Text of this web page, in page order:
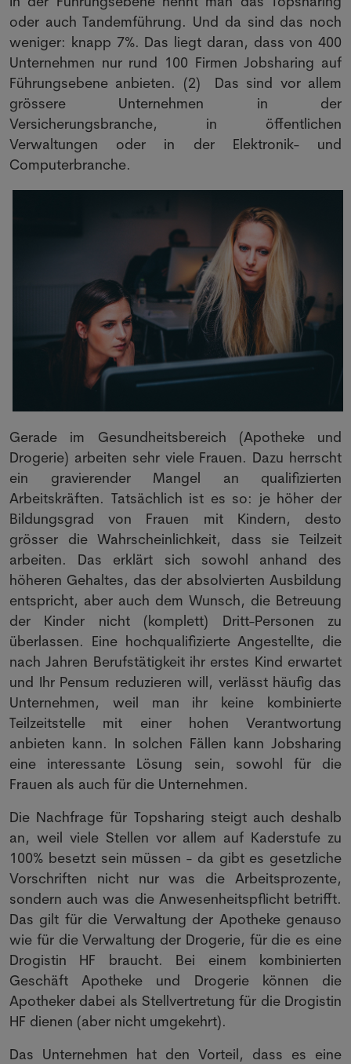
oder auch Tandemführung. Und da sind das noch
weniger: knapp 7%. Das liegt daran, dass von 400
Unternehmen nur rund 100 Firmen Jobsharing auf
Führungsebene anbieten. (2) Das sind vor allem
grössere Unternehmen in der
Versicherungsbranche, in öffentlichen
Verwaltungen oder in der Elektronik- und
Computerbranche.
Gerade im Gesundheitsbereich (Apotheke und
Drogerie) arbeiten sehr viele Frauen. Dazu herrscht
ein gravierender Mangel an qualifizierten
Arbeitskräften. Tatsächlich ist es so: je höher der
Bildungsgrad von Frauen mit Kindern, desto
grösser die Wahrscheinlichkeit, dass sie Teilzeit
arbeiten. Das erklärt sich sowohl anhand des
höheren Gehaltes, das der absolvierten Ausbildung
entspricht, aber auch dem Wunsch, die Betreuung
der Kinder nicht (komplett) Dritt-Personen zu
überlassen. Eine hochqualifizierte Angestellte, die
nach Jahren Berufstätigkeit ihr erstes Kind erwartet
und Ihr Pensum reduzieren will, verlässt häufig das
Unternehmen, weil man ihr keine kombinierte
Teilzeitstelle mit einer hohen Verantwortung
anbieten kann. In solchen Fällen kann Jobsharing
eine interessante Lösung sein, sowohl für die
Frauen als auch für die Unternehmen.
Die Nachfrage für Topsharing steigt auch deshalb
an, weil viele Stellen vor allem auf Kaderstufe zu
100% besetzt sein müssen - da gibt es gesetzliche
Vorschriften nicht nur was die Arbeitsprozente,
sondern auch was die Anwesenheitspflicht betrifft.
Das gilt für die Verwaltung der Apotheke genauso
wie für die Verwaltung der Drogerie, für die es eine
Drogistin HF braucht. Bei einem kombinierten
Geschäft Apotheke und Drogerie können die
Apotheker dabei als Stellvertretung für die Drogistin
HF dienen (aber nicht umgekehrt).
Das Unternehmen hat den Vorteil, dass es eine